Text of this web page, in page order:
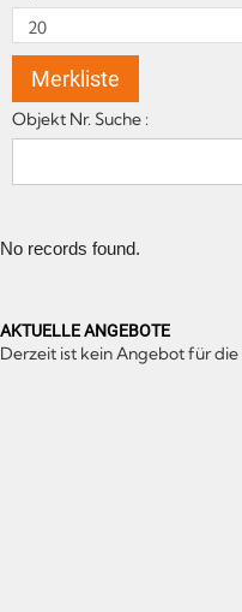
Merkliste
Objekt Nr. Suche :
No records found.
AKTUELLE ANGEBOTE
Derzeit ist kein Angebot für